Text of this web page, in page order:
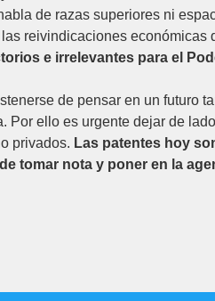
de razas superiores ni
reivindicaciones económicas
e irrelevantes para el
de pensar en un futuro
ello es urgente dejar de
privados. Las patentes hoy
tomar nota y poner en la